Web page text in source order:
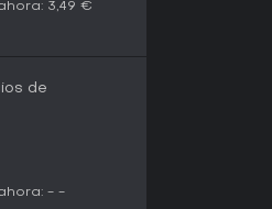
Esta
sin
atención en los
bloques
entre la
3,49 €
de
- -